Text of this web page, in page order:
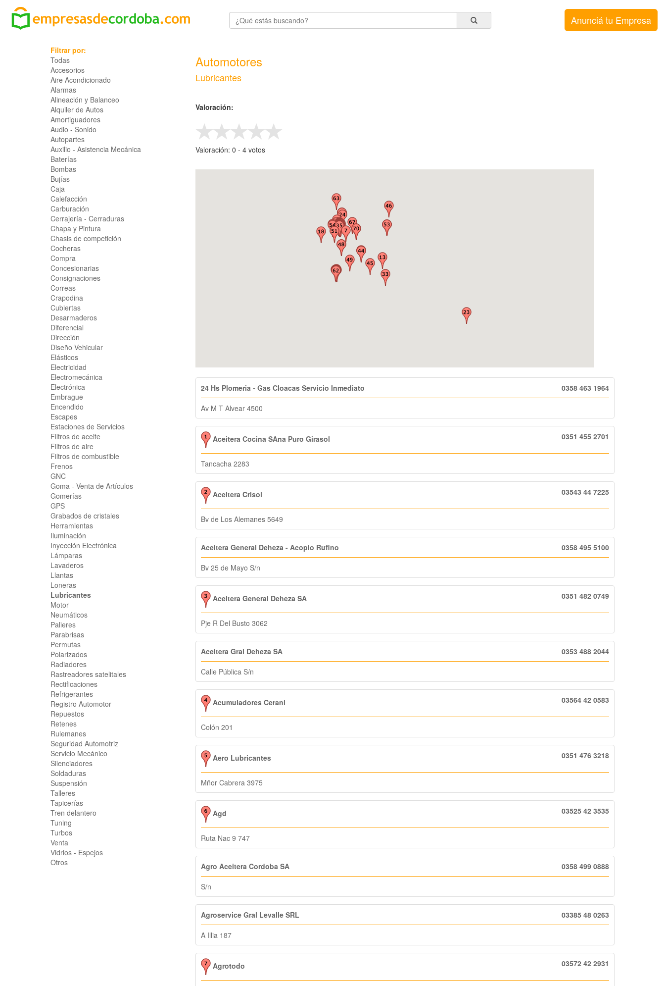
Anunciá tu Empresa
Filtrar por:
Todas
Accesorios
Aire Acondicionado
Alarmas
Alineación y Balanceo
Alquiler de Autos
Amortiguadores
Audio - Sonido
Autopartes
Auxilio - Asistencia Mecánica
Baterías
Bombas
Bujías
Caja
Calefacción
Carburación
Cerrajería - Cerraduras
Chapa y Pintura
Chasis de competición
Cocheras
Compra
Concesionarias
Consignaciones
Correas
Crapodina
Cubiertas
Desarmaderos
Diferencial
Dirección
Diseño Vehicular
Elásticos
Electricidad
Electromecánica
Electrónica
Embrague
Encendido
Escapes
Estaciones de Servicios
Filtros de aceite
Filtros de aire
Filtros de combustible
Frenos
GNC
Goma - Venta de Artículos
Gomerías
GPS
Grabados de cristales
Herramientas
Iluminación
Inyección Electrónica
Lámparas
Lavaderos
Llantas
Loneras
Lubricantes
Motor
Neumáticos
Palieres
Parabrisas
Permutas
Polarizados
Radiadores
Rastreadores satelitales
Rectificaciones
Refrigerantes
Registro Automotor
Repuestos
Retenes
Rulemanes
Seguridad Automotriz
Servicio Mecánico
Silenciadores
Soldaduras
Suspensión
Talleres
Tapicerías
Tren delantero
Tuning
Turbos
Venta
Vidrios - Espejos
Otros
Automotores
Lubricantes
Valoración:
Valoración: 0 - ‎ 4votos
24 Hs Plomeria - Gas Cloacas Servicio Inmediato 0358 463 1964
Av M T Alvear 4500
Aceitera Cocina SAna Puro Girasol 0351 455 2701
Tancacha 2283
Aceitera Crisol 03543 44 7225
Bv de Los Alemanes 5649
Aceitera General Deheza - Acopio Rufino 0358 495 5100
Bv 25 de Mayo S/n
Aceitera General Deheza SA 0351 482 0749
Pje R Del Busto 3062
Aceitera Gral Deheza SA 0353 488 2044
Calle Pública S/n
Acumuladores Cerani 03564 42 0583
Colón 201
Aero Lubricantes 0351 476 3218
Mñor Cabrera 3975
Agd 03525 42 3535
Ruta Nac 9 747
Agro Aceitera Cordoba SA 0358 499 0888
S/n
Agroservice Gral Levalle SRL 03385 48 0263
A Illia 187
Agrotodo 03572 42 2931